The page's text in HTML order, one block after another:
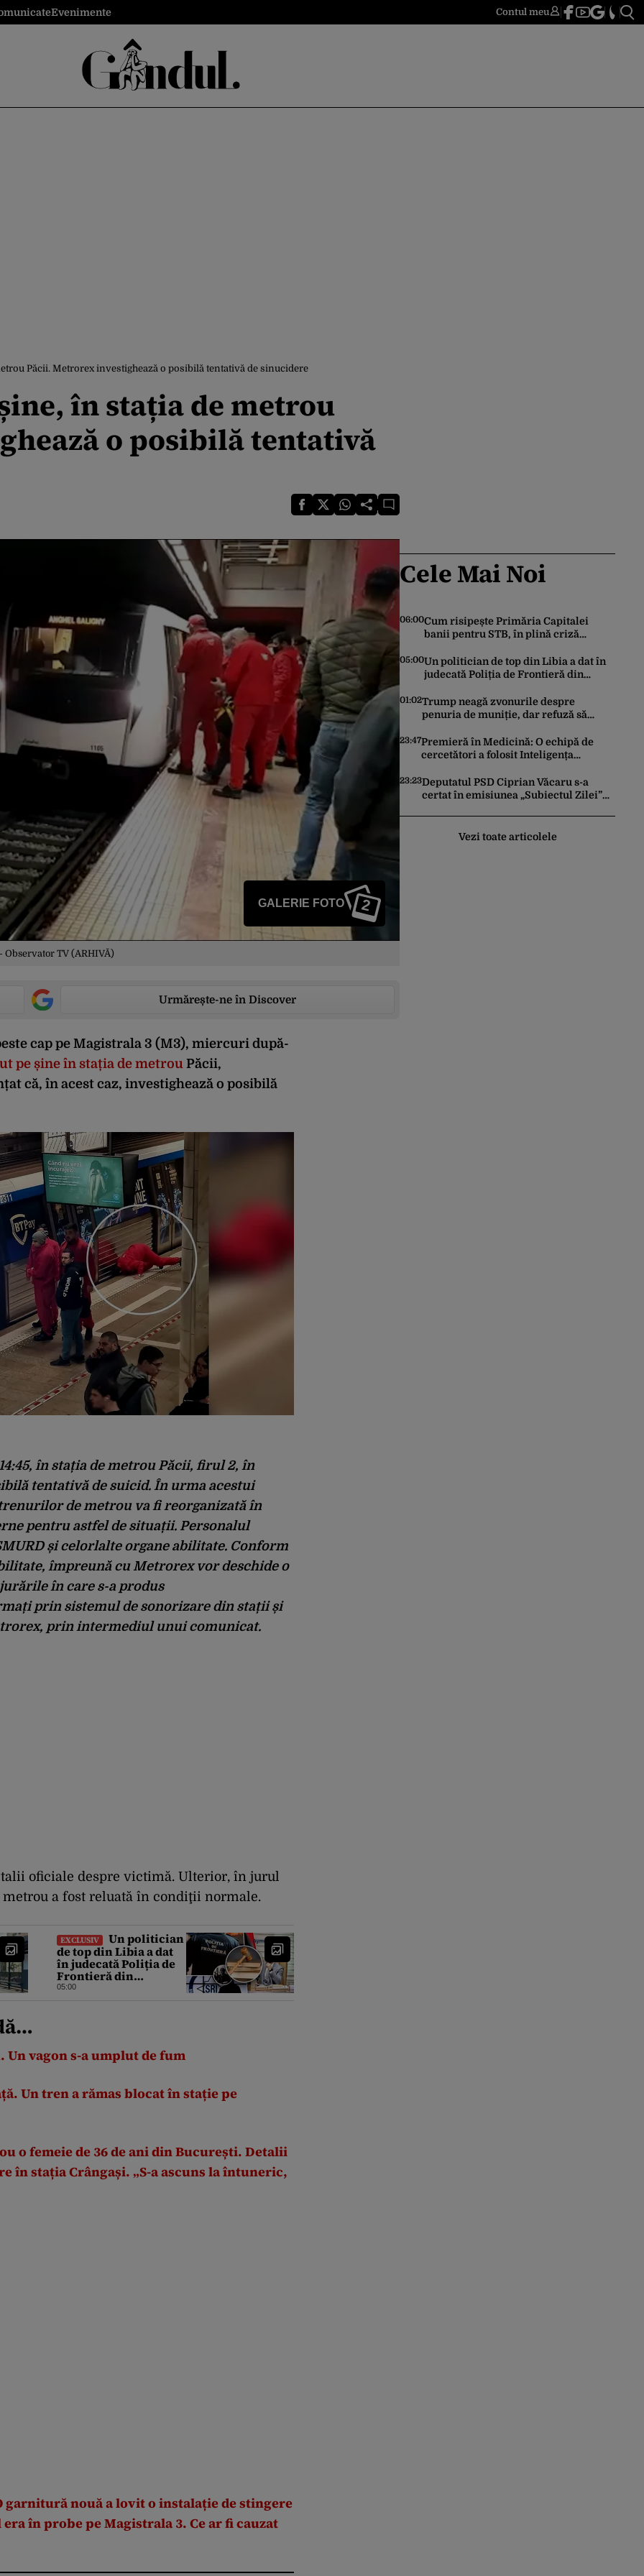
Evenimente Contul meu
Păcii. Metrorex investighează o posibilă tentativă de sinucidere
în stația de metrou
o posibilă tentativă
GALERIE FOTO 2
Observator TV (ARHIVĂ)
Urmărește-ne în Discover
cap pe Magistrala 3 (M3), miercuri după-
pe șine în stația de metrou Păcii,
că, în acest caz, investighează o posibilă
în stația de metrou Păcii, firul 2, în
tentativă de suicid. În urma acestui
de metrou va fi reorganizată în
pentru astfel de situații. Personalul
și celorlalte organe abilitate. Conform
împreună cu Metrorex vor deschide o
în care s-a produs
prin sistemul de sonorizare din stații și
prin intermediul unui comunicat.
oficiale despre victimă. Ulterior, în jurul
a fost reluată în condiţii normale.
EXCLUSIV
Un politician
de top din Libia a dat
în judecată Poliția de
Frontieră din
România după ce SRI
05:00
vagon s-a umplut de fum
Un tren a rămas blocat în stație pe
o femeie de 36 de ani din București. Detalii
în stația Crângași. „S-a ascuns la întuneric,
nouă a lovit o instalație de stingere
în probe pe Magistrala 3. Ce ar fi cauzat
Cele Mai Noi
06:00Cum risipește Primăria Capitalei
banii pentru STB, în plină criză
05:00Un politician de top din Libia a dat în
judecată Poliția de Frontieră din
oficial, terorist ISIS
01:02Trump neagă zvonurile despre
penuria de muniție, dar refuză să
nevoie de rachete”
23:47Premieră în Medicină: O echipă de
cercetători a folosit Inteligența
virusuri sintetice la tratarea de E.coli
23:23Deputatul PSD Ciprian Văcaru s-a
certat în emisiunea „Subiectul Zilei”
Vezi toate articolele